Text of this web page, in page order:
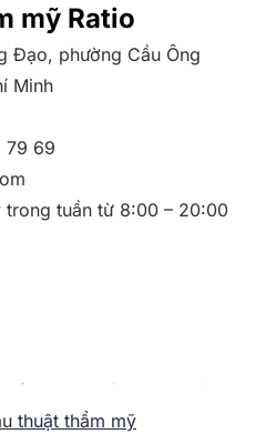
mỹ Ratio
Đạo, phường Cầu Ông
Minh
79 69
trong tuần từ 8:00 – 20:00
thuật thẩm mỹ